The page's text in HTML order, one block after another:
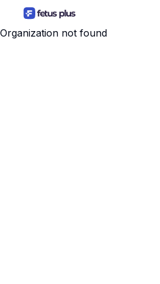
Organization not found